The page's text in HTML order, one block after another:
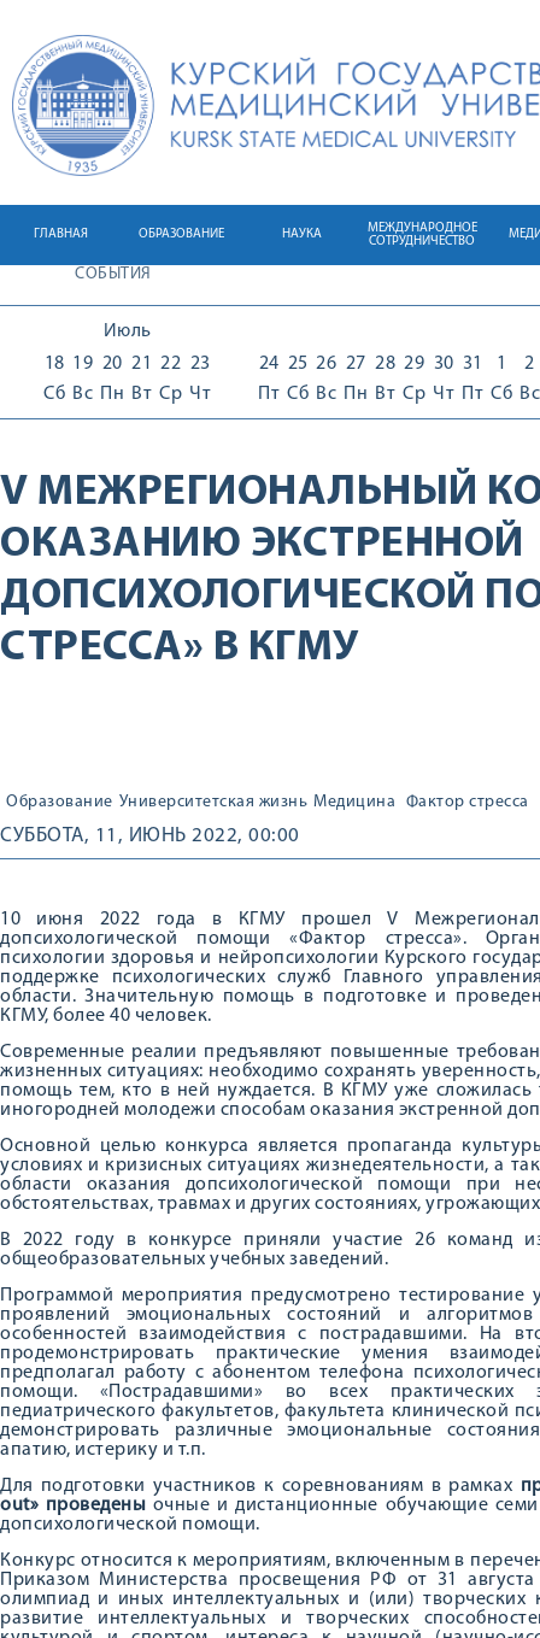
ГЛАВНАЯ ОБРАЗОВАНИЕ НАУКА
МЕЖДУНАРОДНОЕ
СОТРУДНИЧЕСТВО
СОБЫТИЯ
Июль
18
Сб
19
Вс
20
Пн
21
Вт
22
Ср
23
Чт
24
Пт
25
Сб
26
Вс
27
Пн
28
Вт
29
Ср
30
Чт
31
Пт
1
Сб
2
Вс
V МЕЖРЕГИОНАЛЬНЫЙ
ОКАЗАНИЮ ЭКСТРЕННОЙ
ДОПСИХОЛОГИЧЕСКОЙ
СТРЕССА» В КГМУ
Образование Университетская жизнь Медицина Фактор стресса
СУББОТА, 11, ИЮНЬ 2022, 00:00
10 июня 2022 года в КГМУ прошел V
допсихологической помощи «Фактор стресса».
психологии здоровья и нейропсихологии Курского
поддержке психологических служб Главного
области. Значительную помощь в подготовке и
КГМУ, более 40 человек.
Современные реалии предъявляют повышенные
жизненных ситуациях: необходимо сохранять
помощь тем, кто в ней нуждается. В КГМУ уже сложилась
иногородней молодежи способам оказания экстренной
Основной целью конкурса является пропаганда
условиях и кризисных ситуациях жизнедеятельности, а
области оказания допсихологической помощи при
обстоятельствах, травмах и других состояниях,
В 2022 году в конкурсе приняли участие 26 команд
общеобразовательных учебных заведений.
Программой мероприятия предусмотрено тестирование
проявлений эмоциональных состояний и
особенностей взаимодействия с пострадавшими. На
продемонстрировать практические умения
предполагал работу с абонентом телефона
помощи. «Пострадавшими» во всех практических
педиатрического факультетов, факультета клинической
демонстрировать различные эмоциональные
апатию, истерику и т.п.
Для подготовки участников к соревнованиям в рамках
out» проведены очные и дистанционные обучающие
допсихологической помощи.
Конкурс относится к мероприятиям, включенным в
Приказом Министерства просвещения РФ от 31
олимпиад и иных интеллектуальных и (или)
развитие интеллектуальных и творческих